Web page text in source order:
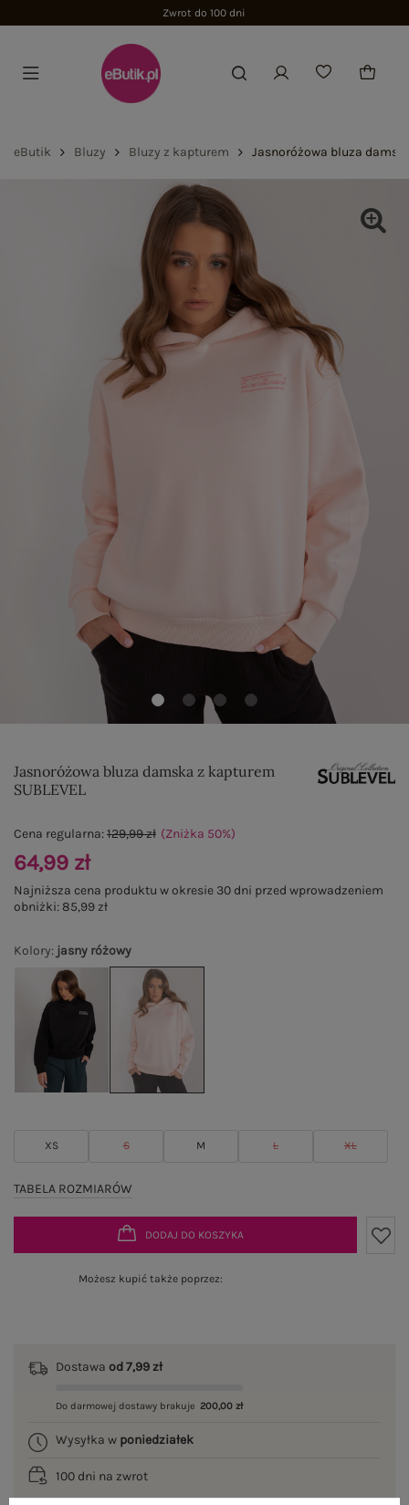
Zwrot do 100 dni
eButik Bluzy Bluzy z kapturem Jasnoróżowa bluza
Jasnoróżowa bluza damska z kapturem
SUBLEVEL
Kolory: jasny różowy
XS S M L XL
TABELA ROZMIARÓW
Cena regularna:129,99 zł (Zniżka 50%)
64,99 zł
Najniższa cena produktu w okresie 30 dni przed wprowadzeniem
obniżki: 85,99 zł
DODAJ DO KOSZYKA
Możesz kupić także poprzez:
Dostawa od 7,99 zł
Do darmowej dostawy brakuje 200,00 zł
Wysyłka w poniedziałek
100 dni na zwrot